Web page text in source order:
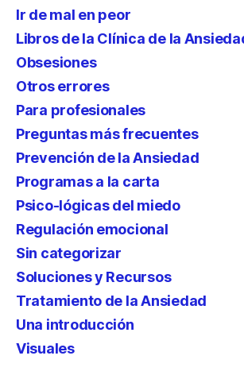
Ir de mal en peor
Libros de la Clínica de la
Obsesiones
Otros errores
Para profesionales
Preguntas más frecuentes
Prevención de la Ansiedad
Programas a la carta
Psico-lógicas del miedo
Regulación emocional
Sin categorizar
Soluciones y Recursos
Tratamiento de la Ansiedad
Una introducción
Visuales